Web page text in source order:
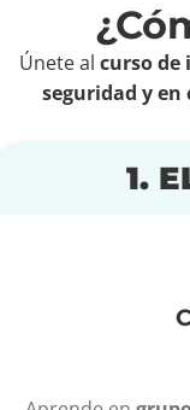
Únete al curso de
seguridad y
1.